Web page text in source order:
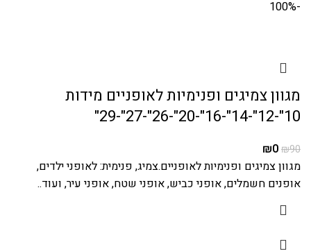
-100%
מגוון צמיגים ופנימיות לאופניים מידות
10"-12"-14"-16"-20"-26"-27"-29"
₪90
₪0
מגוון צמיגים ופנימיות לאופניים.צמיג, פנימית: לאופני ילדים,
אופנים חשמלים, אופני כביש, אופני שטח, אופני עיר, ועוד..